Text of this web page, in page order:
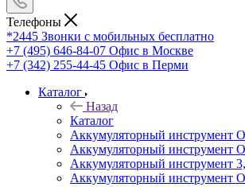
Телефоны
*2445 Звонки с мобильных бесплатно
+7 (495) 646-84-07 Офис в Москве
+7 (342) 255-44-45 Офис в Перми
Каталог
Назад
Каталог
Аккумуляторный инструмент
Аккумуляторный инструмент
Аккумуляторный инструмент
Аккумуляторный инструмент